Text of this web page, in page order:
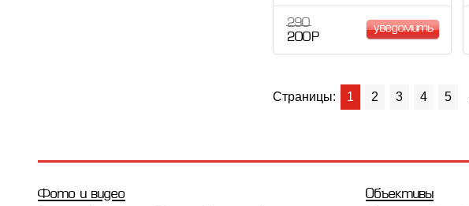
290
200 Р
уведомить
Страницы: 1 2 3 4 5
Фото и видео Объективы